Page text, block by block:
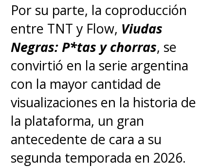
Por su parte, la coproducción
entre TNT y Flow, Viudas
Negras: P*tas y chorras, se
convirtió en la serie argentina
con la mayor cantidad de
visualizaciones en la historia de
la plataforma, un gran
antecedente de cara a su
segunda temporada en 2026.